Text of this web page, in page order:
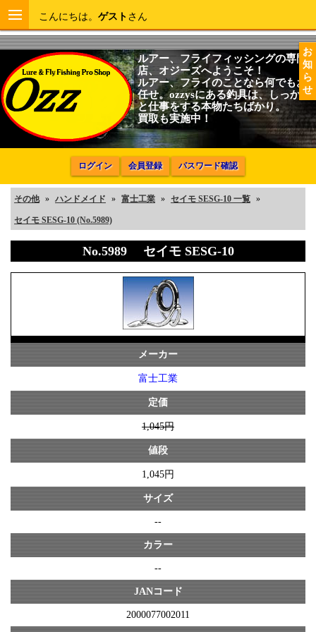
お
知
ら
せ
こんにちは。 ゲスト さん
ルアー、フライフィッシングの専門
店、オジーズへようこそ！
ルアー、フライのことなら何でもお
任せ。ozzysにある釣具は、しっかり
と仕事をする本物たちばかり。
買取も実施中！
ログイン 会員登録 パスワード確認
その他 » ハンドメイド » 富士工業 » セイモ SESG-10 一覧 »
セイモ SESG-10 (No.5989)
No.5989 セイモ SESG-10
メーカー
富士工業
定価
1,045円
値段
1,045円
サイズ
--
カラー
--
JANコード
2000077002011